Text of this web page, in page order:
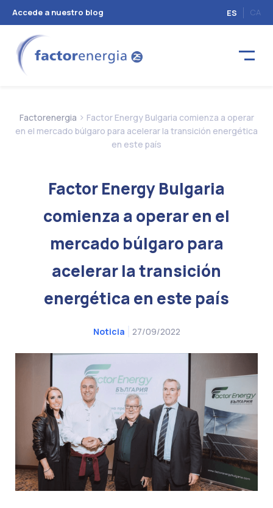
Accede a nuestro blog ES CA
Factorenergia > Factor Energy Bulgaria comienza a operar
en el mercado búlgaro para acelerar la transición energética
en este país
Factor Energy Bulgaria
comienza a operar en el
mercado búlgaro para
acelerar la transición
energética en este país
Noticia 27/09/2022